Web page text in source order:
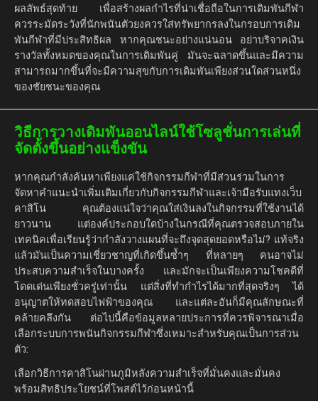
ผลลัพธ์สุดท้าย เพื่อสร้างผลกำไรที่น่าเชื่อถือในการเดิมพันกีฬา
ควรระมัดระวังที่นักพนันตัวยงควรใส่ทรัพยากรลงในกรอบการเดิม
พันกีฬาที่มีประสิทธิผล หากคุณชนะอย่างแน่นอน อย่าบริจาคเงิน
รางวัลทั้งหมดของคุณในการเดิมพันคู่ มันจะฉลาดขึ้นและมีความ
สามารถมากขึ้นที่จะมีความสุขกับการเดิมพันเพียงส่วนใดส่วนหนึ่ง
ของชัยชนะของคุณ
วิธีการวางเดิมพันออนไลน์ใช้โซลูชั่นการเล่นที่
จัดตั้งขึ้นอย่างแข็งขัน
หากคุณกำลังค้นหาเพียงแค่ใช้กิจกรรมกีฬาที่มีส่วนร่วมในการ
จัดหาคำแนะนำเพิ่มเติมเกี่ยวกับกิจกรรมกีฬาและเจ้ามือรับแทงเว็บ
คาสิโน คุณต้องแน่ใจว่าคุณใส่เงินลงในกิจกรรมที่ใช้งานได้
ยาวนาน แต่องค์ประกอบใดบ้างในกรณีที่คุณตรวจสอบภายใน
เทคนิคเพื่อเรียนรู้ว่ากำลังวางแผนที่จะถึงจุดสุดยอดหรือไม่? แท้จริง
แล้วมันเป็นความเชี่ยวชาญที่เกิดขึ้นซ้ำๆ ที่หลายๆ คนอาจไม่
ประสบความสำเร็จในบางครั้ง และมักจะเป็นเพียงความโชคดีที่
โดดเด่นเพียงชั่วครู่เท่านั้น แต่สิ่งที่ทำกำไรได้มากที่สุดจริงๆ ได้
อนุญาตให้ทดสอบไฟฟ้าของคุณ และแต่ละอันก็มีคุณลักษณะที่
คล้ายคลึงกัน ต่อไปนี้คือข้อมูลหลายประการที่ควรพิจารณาเมื่อ
เลือกระบบการพนันกิจกรรมกีฬาซึ่งเหมาะสำหรับคุณเป็นการส่วน
ตัว:
เลือกวิธีการคาสิโนผ่านภูมิหลังความสำเร็จที่มั่นคงและมั่นคง
พร้อมสิทธิประโยชน์ที่โพสต์ไว้ก่อนหน้านี้